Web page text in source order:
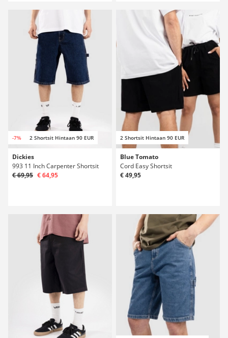
-7% 2 Shortsit Hintaan 90 EUR
Dickies
993 11 Inch Carpenter Shortsit
€ 69,95 € 64,95
2 Shortsit Hintaan 90 EUR
Blue Tomato
Cord Easy Shortsit
€ 49,95